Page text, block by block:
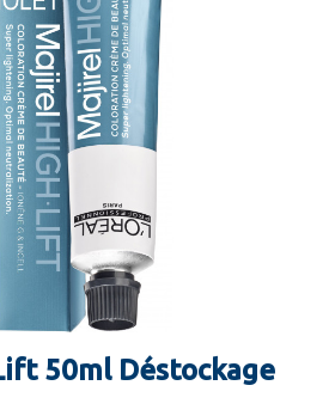
50ml Déstockage